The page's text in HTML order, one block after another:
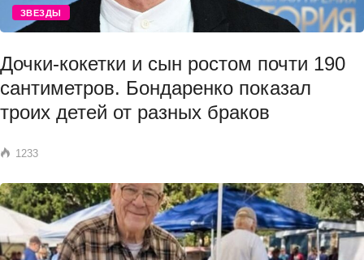
ЗВЕЗДЫ
Дочки-кокетки и сын ростом почти 190
сантиметров. Бондаренко показал
троих детей от разных браков
1233